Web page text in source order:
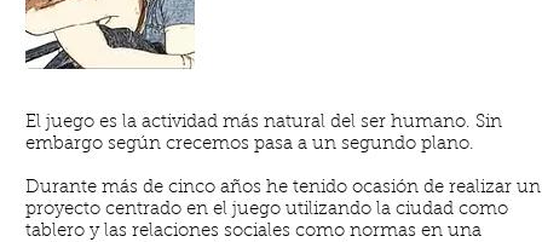
El juego es la actividad más natural del ser humano. Sin
embargo según crecemos pasa a un segundo plano.
Durante más de cinco años he tenido ocasión de realizar un
proyecto centrado en el juego utilizando la ciudad como
tablero y las relaciones sociales como normas en una